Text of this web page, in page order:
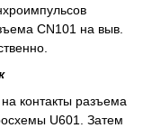
CN101 на выв.
контакты разъема
U601. Затем